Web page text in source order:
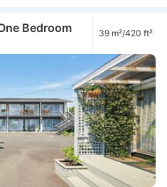
Bedroom
39 m²/420 ft²